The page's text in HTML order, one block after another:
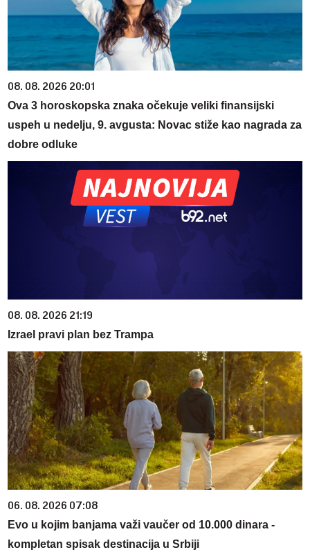
08. 08. 2026 20:01
Ova 3 horoskopska znaka očekuje veliki finansijski
uspeh u nedelju, 9. avgusta: Novac stiže kao nagrada za
dobre odluke
08. 08. 2026 21:19
Izrael pravi plan bez Trampa
06. 08. 2026 07:08
Evo u kojim banjama važi vaučer od 10.000 dinara -
kompletan spisak destinacija u Srbiji